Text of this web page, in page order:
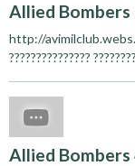
Allied Bombers
http://
???????????????
Allied Bombers